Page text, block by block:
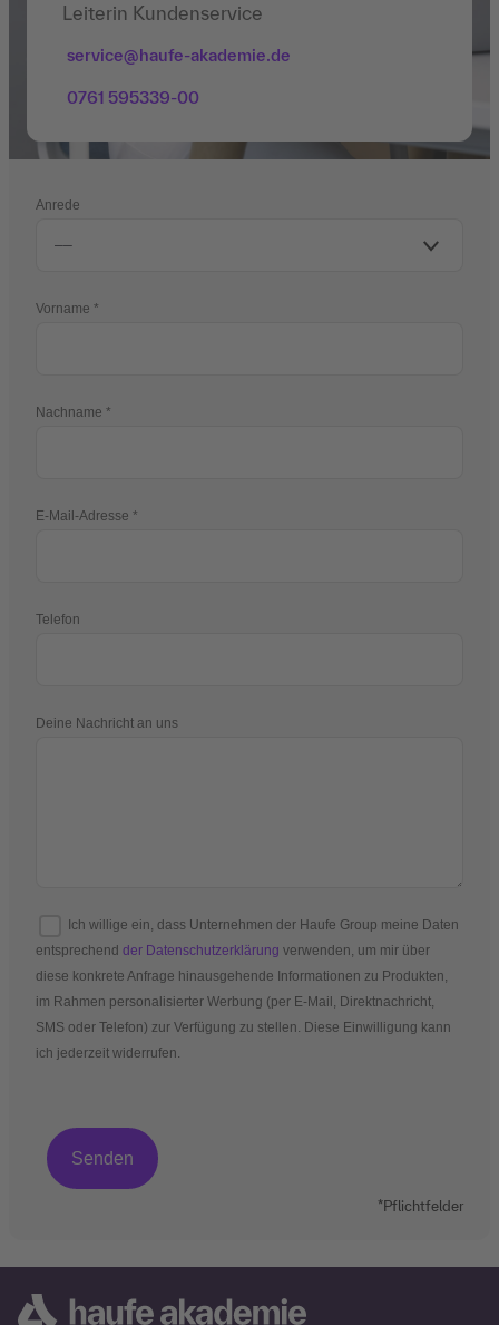
Leiterin Kundenservice
service@haufe-akademie.de
0761 595339-00
Anrede
Vorname
Nachname
E-Mail-Adresse
Telefon
Deine Nachricht an uns
Ich willige ein, dass Unternehmen der Haufe Group meine Daten
entsprechend der Datenschutzerklärung verwenden, um mir über
diese konkrete Anfrage hinausgehende Informationen zu Produkten,
im Rahmen personalisierter Werbung (per E-Mail, Direktnachricht,
SMS oder Telefon) zur Verfügung zu stellen. Diese Einwilligung kann
ich jederzeit widerrufen.
*Pflichtfelder